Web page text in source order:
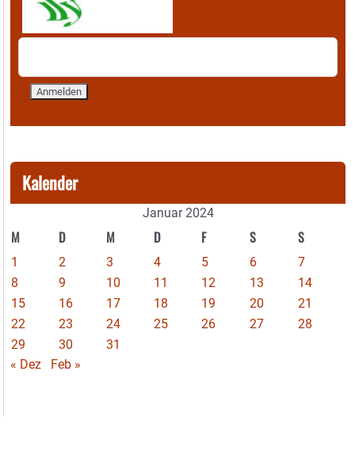
Kalender
Januar 2024
M D M D F S S
1 2 3 4 5 6
7
8
9 10 11 12 13
14
15
16 17 18 19 20
21
22
23 24 25 26 27
28
29
30
31
« Dez
Feb »